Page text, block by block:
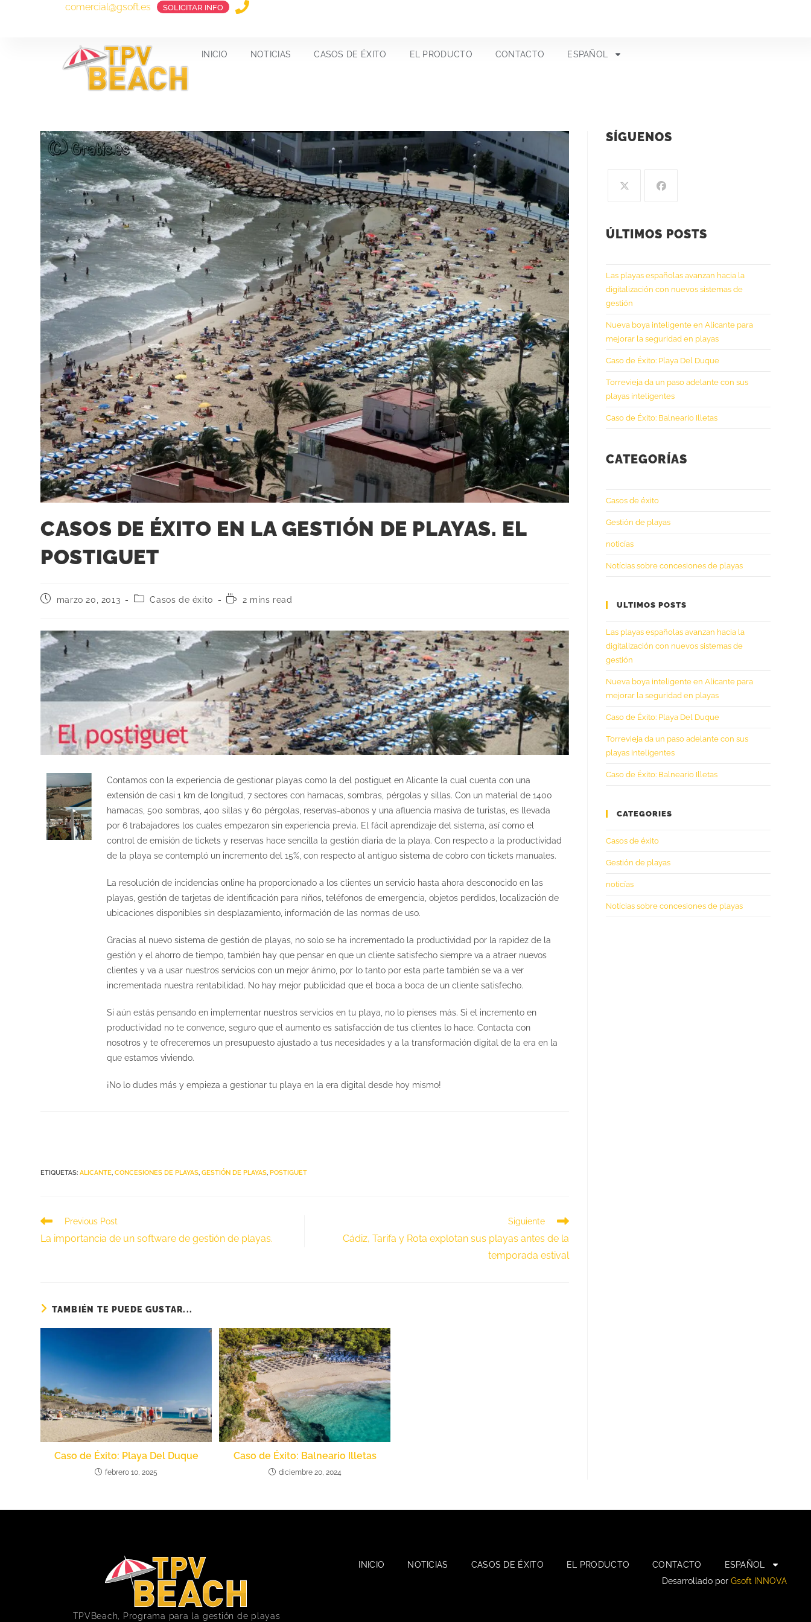
comercial@gsoft.es SOLICITAR INFO
INICIO NOTICIAS CASOS DE ÉXITO EL PRODUCTO CONTACTO ESPAÑOL
CASOS DE ÉXITO EN LA GESTIÓN DE PLAYAS. EL
POSTIGUET
marzo 20, 2013 Casos de éxito 2 mins read
Contamos con la experiencia de gestionar playas como la del postiguet en Alicante la cual cuenta con una
extensión de casi 1 km de longitud, 7 sectores con hamacas, sombras, pérgolas y sillas. Con un material de 1400
hamacas, 500 sombras, 400 sillas y 60 pérgolas, reservas-abonos y una afluencia masiva de turistas, es llevada
por 6 trabajadores los cuales empezaron sin experiencia previa. El fácil aprendizaje del sistema, así como el
control de emisión de tickets y reservas hace sencilla la gestión diaria de la playa. Con respecto a la productividad
de la playa se contempló un incremento del 15%, con respecto al antiguo sistema de cobro con tickets manuales.
La resolución de incidencias online ha proporcionado a los clientes un servicio hasta ahora desconocido en las
playas, gestión de tarjetas de identificación para niños, teléfonos de emergencia, objetos perdidos, localización de
ubicaciones disponibles sin desplazamiento, información de las normas de uso.
Gracias al nuevo sistema de gestión de playas, no solo se ha incrementado la productividad por la rapidez de la
gestión y el ahorro de tiempo, también hay que pensar en que un cliente satisfecho siempre va a atraer nuevos
clientes y va a usar nuestros servicios con un mejor ánimo, por lo tanto por esta parte también se va a ver
incrementada nuestra rentabilidad. No hay mejor publicidad que el boca a boca de un cliente satisfecho.
Si aún estás pensando en implementar nuestros servicios en tu playa, no lo pienses más. Si el incremento en
productividad no te convence, seguro que el aumento es satisfacción de tus clientes lo hace. Contacta con
nosotros y te ofreceremos un presupuesto ajustado a tus necesidades y a la transformación digital de la era en la
que estamos viviendo.
¡No lo dudes más y empieza a gestionar tu playa en la era digital desde hoy mismo!
ETIQUETAS:ALICANTE, CONCESIONES DE PLAYAS, GESTIÓN DE PLAYAS, POSTIGUET
Previous Post
La importancia de un software de gestión de playas.
Siguiente
Cádiz, Tarifa y Rota explotan sus playas antes de la
temporada estival
TAMBIÉN TE PUEDE GUSTAR...
Caso de Éxito: Playa Del Duque
febrero 10, 2025
Caso de Éxito: Balneario Illetas
diciembre 20, 2024
SÍGUENOS
ÚLTIMOS POSTS
Las playas españolas avanzan hacia la
digitalización con nuevos sistemas de
gestión
Nueva boya inteligente en Alicante para
mejorar la seguridad en playas
Caso de Éxito: Playa Del Duque
Torrevieja da un paso adelante con sus
playas inteligentes
Caso de Éxito: Balneario Illetas
CATEGORÍAS
Casos de éxito
Gestión de playas
noticías
Notícias sobre concesiones de playas
ULTIMOS POSTS
Las playas españolas avanzan hacia la
digitalización con nuevos sistemas de
gestión
Nueva boya inteligente en Alicante para
mejorar la seguridad en playas
Caso de Éxito: Playa Del Duque
Torrevieja da un paso adelante con sus
playas inteligentes
Caso de Éxito: Balneario Illetas
CATEGORIES
Casos de éxito
Gestión de playas
noticías
Notícias sobre concesiones de playas
TPVBeach, Programa para la gestión de playas
INICIO NOTICIAS CASOS DE ÉXITO EL PRODUCTO CONTACTO
ESPAÑOL
Desarrollado por Gsoft INNOVA